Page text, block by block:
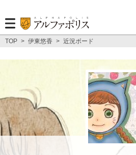
TOP > 伊東悠香 > 近況ボード